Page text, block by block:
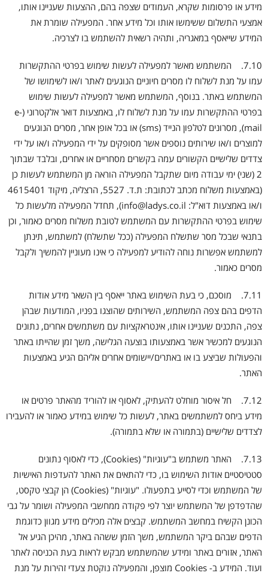
מידע או פרסומות שקרא, העמודים שצפה בהם, ההצעות שעניינו אותו,
אמצעי התשלום ששימשו אותו וכל מידע אחר. המפעילה שומרת את
המידע שייאסף במאגריה, ותהיה רשאית להשתמש בו לצרכיה.
7.10. המשתמש מאשר למפעילה לעשות שימוש בפרטי ההתקשרות
עמו על מנת לשלוח לו מסרים חיוניים הנוגעים לאתר ו/או לשימושו של
המשתמש באתר. בנוסף, המשתמש מאשר למפעילה לעשות שימוש
בפרטי ההתקשרות עמו על מנת לשלוח לו, באמצעות דואר אלקטרוני (e-
mail), מסרונים לטלפון הנייד (sms) או בכל אופן אחר, מסרים הנוגעים
למוצרים ו/או שירותים נוספים אשר מסופקים על ידי המפעילה ו/או על ידי
צדדים שלישיים הקשורים עמה בקשרים מסחריים או אחרים, ובלבד שבתוך
2 (שני) ימי עבודה מיום שתקבל המפעילה הוראה מן המשתמש לעשות כן
(באמצעות משלוח מכתב לכתובת: ת.ד. 5527, הרצליה, מיקוד 4615401
ו/או באמצעות דוא"ל: info@ladys.co.il), תחדל המפעילה מלעשות כל
שימוש בפרטי ההתקשרות עם המשתמש לטובת משלוח מסרים כאמור, וכן
בתנאי שבכל מסר שתשלח המפעילה (ככל שתשלח) למשתמש, תינתן
למשתמש אפשרות נוחה להודיע למפעילה כי אינו מעוניין להמשיך ולקבל
מסרים כאמור.
7.11. מוסכם, כי בעת השימוש באתר ייאסף בין השאר מידע אודות
הדפים בהם צפה המשתמש, השירותים שהוצגו בפניו, המודעות שבהן
צפה, התכנים שעניינו אותו, אינטראקציות עם משתמשים אחרים, נתונים
הנוגעים למכשיר אשר באמצעותו בוצעה הגלישה, משך זמן שהייתו באתר
והפעולות שביצע בו או באתרים/יישומים אחרים אליהם הגיע באמצעות
האתר.
7.12. חל איסור מוחלט להעתיק, לאסוף או להוריד מהאתר פרטים או
מידע ביחס למשתמשים באתר, לעשות כל שימוש במידע כאמור או להעבירו
לצדדים שלישיים (בתמורה או שלא בתמורה).
7.13. האתר משתמש ב"עוגיות" (Cookies), כדי לאסוף נתונים
סטטיסטיים אודות השימוש בו, כדי להתאים את האתר להעדפות האישיות
של המשתמש וכדי לסייע בתפעולו. "עוגיות" (Cookies) הן קבצי טקסט,
שהדפדפן של המשתמש יוצר לפי פקודה ממחשבי המפעילה ושומר על גבי
הכונן הקשיח במחשב המשתמש. קבצים אלה מכילים מידע מגוון כדוגמת
הדפים שבהם ביקר המשתמש, משך הזמן ששהה באתר, מהיכן הגיע אל
האתר, אזורים באתר ומידע שהמשתמש מבקש לראות בעת הכניסה לאתר
ועוד. המידע ב- Cookies מוצפן, והמפעילה נוקטת צעדי זהירות על מנת